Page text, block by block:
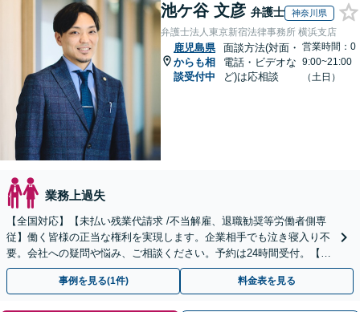
池ケ谷 文彦 弁護士 神奈川県
弁護士法人東京新宿法律事務所 横浜支店
鹿児島県
からも相
談受付中
面談方法(対面・
電話・ビデオな
ど)は応相談
営業時間：0
9:00~21:00
（土日）
業務上過失
【全国対応】【未払い残業代請求 /不当解雇、退職勧奨等労働者側専
従】働く皆様の正当な権利を実現します。企業相手でも泣き寝入り不
要。会社への疑問や悩み、ご相談ください。予約は24時間受付。【初
回面談無料】【夜間・休日対応可】
事例を見る(1件) 料金表を見る